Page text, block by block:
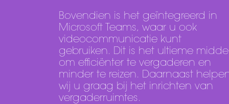
Bovendien is het geïntegreerd in
Microsoft Teams, waar u ook
videocommunicatie kunt
gebruiken. Dit is het ultieme
om efficiënter te vergaderen en
minder te reizen. Daarnaast
wij u graag bij het inrichten van
vergaderruimtes.